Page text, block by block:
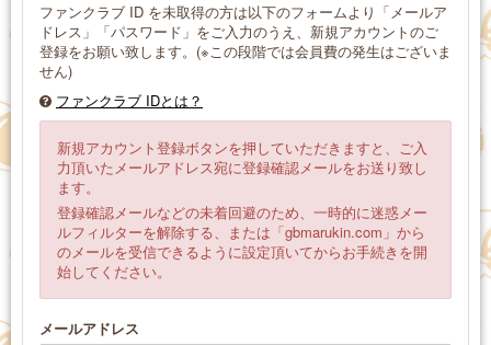
ファンクラブ ID を未取得の方は以下のフォームより「メールア
ドレス」「パスワード」をご入力のうえ、新規アカウントのご
登録をお願い致します。(※この段階では会員費の発生はございま
せん)
ファンクラブ IDとは？
新規アカウント登録ボタンを押していただきますと、ご入
力頂いたメールアドレス宛に登録確認メールをお送り致し
ます。
登録確認メールなどの未着回避のため、一時的に迷惑メー
ルフィルターを解除する、または「gbmarukin.com」から
のメールを受信できるように設定頂いてからお手続きを開
始してください。
メールアドレス